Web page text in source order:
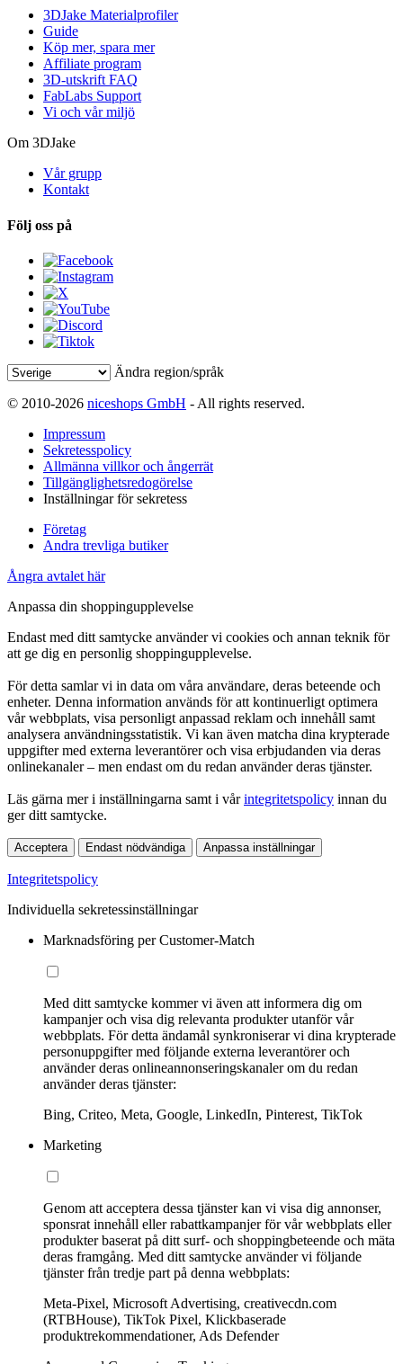
3DJake Materialprofiler
Guide
Köp mer, spara mer
Affiliate program
3D-utskrift FAQ
FabLabs Support
Vi och vår miljö
Om 3DJake
Vår grupp
Kontakt
Följ oss på
Ändra region/språk
© 2010-2026 niceshops GmbH - All rights reserved.
Impressum
Sekretesspolicy
Allmänna villkor och ångerrät
Tillgänglighetsredogörelse
Inställningar för sekretess
Företag
Andra trevliga butiker
Ångra avtalet här
Anpassa din shoppingupplevelse
Endast med ditt samtycke använder vi cookies och annan teknik för
att ge dig en personlig shoppingupplevelse.
För detta samlar vi in data om våra användare, deras beteende och
enheter. Denna information används för att kontinuerligt optimera
vår webbplats, visa personligt anpassad reklam och innehåll samt
analysera användningsstatistik. Vi kan även matcha dina krypterade
uppgifter med externa leverantörer och visa erbjudanden via deras
onlinekanaler – men endast om du redan använder deras tjänster.
Läs gärna mer i inställningarna samt i vårintegritetspolicy innan du
ger ditt samtycke.
Acceptera Endast nödvändiga Anpassa inställningar
Integritetspolicy
Individuella sekretessinställningar
Marknadsföring per Customer-Match
Med ditt samtycke kommer vi även att informera dig om
kampanjer och visa dig relevanta produkter utanför vår
webbplats. För detta ändamål synkroniserar vi dina krypterade
personuppgifter med följande externa leverantörer och
använder deras onlineannonseringskanaler om du redan
använder deras tjänster:
Bing, Criteo, Meta, Google, LinkedIn, Pinterest, TikTok
Marketing
Genom att acceptera dessa tjänster kan vi visa dig annonser,
sponsrat innehåll eller rabattkampanjer för vår webbplats eller
produkter baserat på ditt surf- och shoppingbeteende och mäta
deras framgång. Med ditt samtycke använder vi följande
tjänster från tredje part på denna webbplats:
Meta-Pixel, Microsoft Advertising, creativecdn.com
(RTBHouse), TikTok Pixel, Klickbaserade
produktrekommendationer, Ads Defender